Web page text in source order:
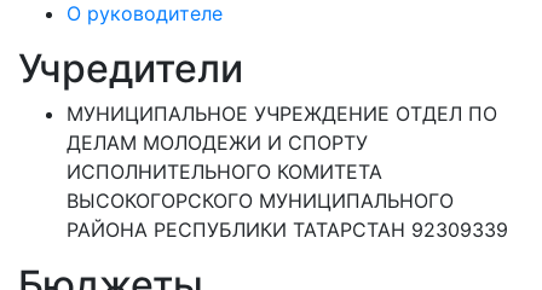
О руководителе
Учредители
МУНИЦИПАЛЬНОЕ УЧРЕЖДЕНИЕ ОТДЕЛ ПО
ДЕЛАМ МОЛОДЕЖИ И СПОРТУ
ИСПОЛНИТЕЛЬНОГО КОМИТЕТА
ВЫСОКОГОРСКОГО МУНИЦИПАЛЬНОГО
РАЙОНА РЕСПУБЛИКИ ТАТАРСТАН 92309339